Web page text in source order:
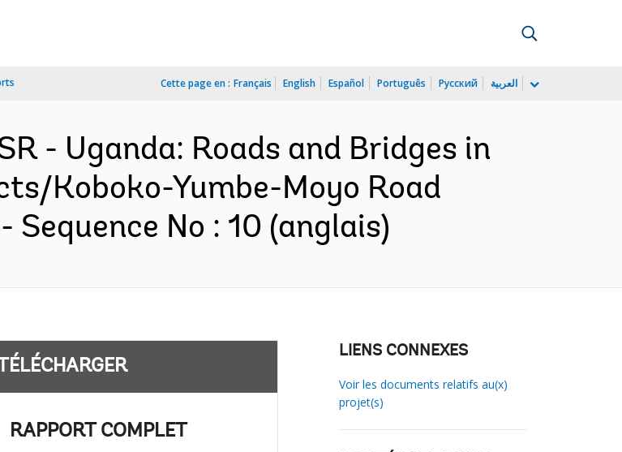
Cette page en : Français English Español Português Русский العربية
- Uganda: Roads and Bridges in
Koboko-Yumbe-Moyo Road
No : 10 (anglais)
TÉLÉCHARGER
RAPPORT COMPLET
LIENS CONNEXES
Voir les documents relatifs au(x)
projet(s)